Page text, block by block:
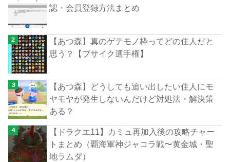
認・会員登録方法まとめ
【あつ森】真のゲテモノ枠ってどの住人だと
思う？【ブサイク選手権】
【あつ森】どうしても追い出したい住人にモ
ヤモヤが発生しないんだけど対処法・解決策
ある？
【ドラクエ11】カミュ再加入後の攻略チャー
トまとめ（覇海軍神ジャコラ戦〜黄金城・聖
地ラムダ）